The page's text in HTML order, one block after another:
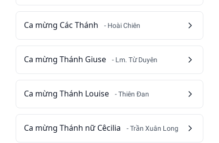
Ca mừng Các Thánh - Hoài Chiên
Ca mừng Thánh Giuse - Lm. Từ Duyên
Ca mừng Thánh Louise - Thiên Đan
Ca mừng Thánh nữ Cêcilia - Trần Xuân Long